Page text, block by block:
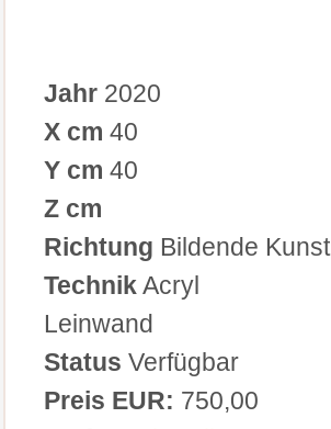
Jahr 2020
X cm 40
Y cm 40
Z cm
Richtung Bildende Kunst
TechnikAcryl
Leinwand
Status Verfügbar
Preis EUR: 750,00